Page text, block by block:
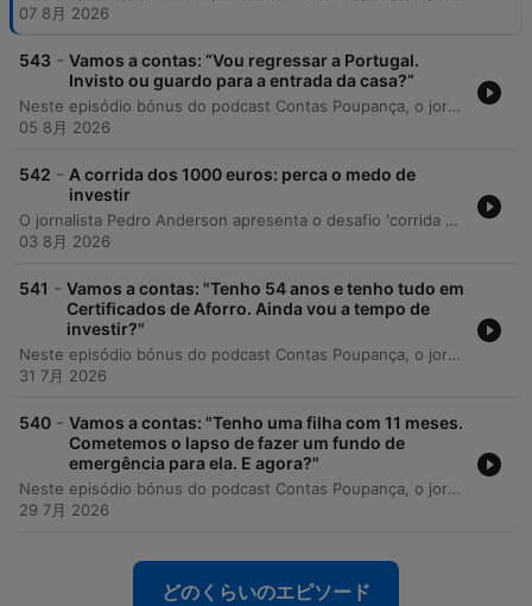
07 8月 2026
543 - Vamos a contas: “Vou regressar a Portugal.
Invisto ou guardo para a entrada da casa?”
Neste episódio bónus do podcast Contas Poupança, o jornalista Pedro Anderson responde a uma dúvida de um ouvinte que vive no estrangeiro e planeia regressar a Portugal para construir uma casa. O debate foca-se na gestão eficiente de poupanças acumuladas, abordando a necessidade de evitar depósitos a prazo com rentabilidades baixas que não cobrem a inflação. A análise explora estratégias de investimento baseadas no horizonte temporal, recomendando produtos com capital garantido para prazos curtos e a importância da diversificação para prazos mais longos. São discutidos também os procedimentos para portugueses residentes no estrangeiro subscreverem Certificados de Aforro e a importância vital de manter um fundo de emergência separado do orçamento destinado à construção.
05 8月 2026
542 - A corrida dos 1000 euros: perca o medo de
investir
O jornalista Pedro Anderson apresenta o desafio 'corrida dos mil euros', onde acompanha mensalmente a rentabilidade de cinco produtos financeiros distintos subscritos no mesmo dia. O objetivo é comparar o desempenho de ativos conservadores, como Certificados de Aforro e do Tesouro, com opções de maior risco, como um PPR, um ETF S&P500 e um ETC de ouro. O locutor justifica a escolha de um ETC de ouro e explica a ausência de criptomoedas nesta fase devido à sua complexidade técnica. Durante o episódio, são reforçadas regras essenciais de investimento, como a importância de não utilizar capital necessário para o curto prazo e a gestão de expectativas face ao risco.
03 8月 2026
541 - Vamos a contas: "Tenho 54 anos e tenho tudo em
Certificados de Aforro. Ainda vou a tempo de
investir?"
Neste episódio bónus do podcast Contas Poupança, o jornalista Pedro Anderson responde a uma dúvida de uma ouvinte de 54 anos sobre a gestão de poupanças acumuladas em Certificados de Aforro. O debate foca-se na necessidade de diversificar o património para combater a perda de poder de compra causada pela inflação, evitando o erro de manter todo o capital apenas em produtos de capital garantido. A análise explora estratégias para quem se aproxima da idade da reforma, discutindo a utilização de PPRs e ETFs como ferramentas para alcançar objetivos financeiros específicos. O apresentador utiliza uma analogia entre investimentos e a condução de um automóvel para explicar o equilíbrio necessário entre segurança (o travão de mão) e crescimento (o motor), enfatizando que a gestão de risco deve ser personalizada conforme a tolerância individual.
31 7月 2026
540 - Vamos a contas: "Tenho uma filha com 11 meses.
Cometemos o lapso de fazer um fundo de
emergência para ela. E agora?"
Neste episódio bónus do podcast Contas Poupança, o jornalista Pedro Anderson responde a uma dúvida de um ouvinte sobre como gerir as poupanças e investimentos para um bebé de 11 meses. O debate aborda a eficácia de manter fundos de emergência para crianças, a utilização de PPRs e ETFs em vez de certificados de aforro, e os desafios logísticos da doação de carteiras de investimentos e sucessão patrimonial. A análise foca-se na importância do tempo como aliado no investimento, explorando estratégias para maximizar o rendimento a longo prazo através de produtos com maior exposição ao risco, e discute as implicações fiscais e operacionais de investir em nome de menores ou realizar doações entre gerações.
29 7月 2026
どのくらいのエピソード